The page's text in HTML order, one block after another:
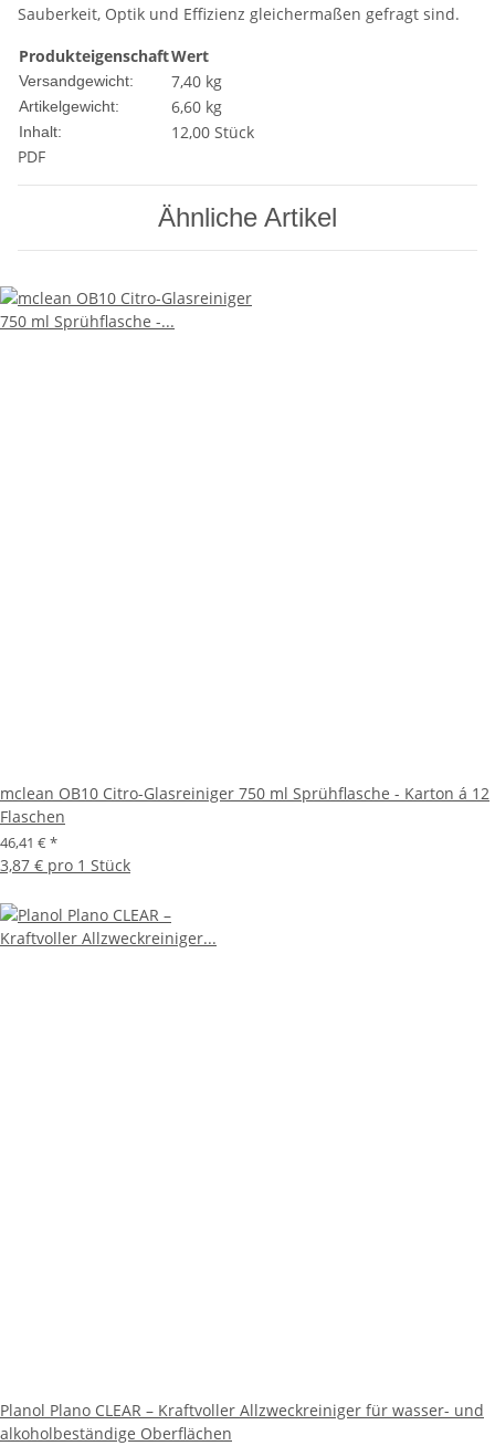
Sauberkeit, Optik und Effizienz gleichermaßen gefragt sind.
ProdukteigenschaftWert
Versandgewicht: 7,40 kg
Artikelgewicht: 6,60 kg
Inhalt:
12,00 Stück
PDF
Ähnliche Artikel
mclean OB10 Citro-Glasreiniger 750 ml Sprühflasche - Karton á 12
Flaschen
46,41 € *
3,87 € pro 1 Stück
Planol Plano CLEAR – Kraftvoller Allzweckreiniger für wasser- und
alkoholbeständige Oberflächen